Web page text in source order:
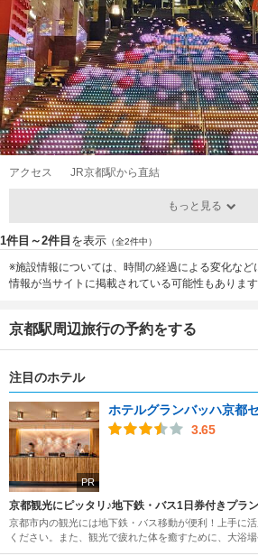
アクセス JR京都駅から直結
もっと見る
1件目～2件目 を表示 （全2件中）
※施設情報については、時間の経過による変化な
情報が当サイトに掲載されている可能性もあります
京都駅周辺旅行の予約をする
注目のホテル
PR
ホテルグランバッハ京都
3.65
京都観光にピッタリ♪地下鉄・バス1日券付きプラン
京都市内の観光には地下鉄・バス移動が便利！上手に
ください。また、観光で疲れた体を癒すために、大浴場